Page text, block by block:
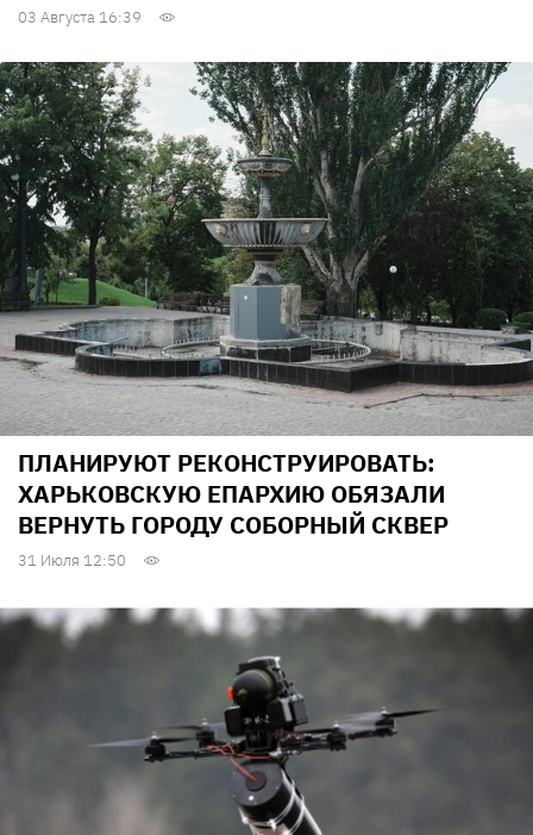
03 Августа 16:39
ПЛАНИРУЮТ РЕКОНСТРУИРОВАТЬ:
ХАРЬКОВСКУЮ ЕПАРХИЮ ОБЯЗАЛИ
ВЕРНУТЬ ГОРОДУ СОБОРНЫЙ СКВЕР
31 Июля 12:50